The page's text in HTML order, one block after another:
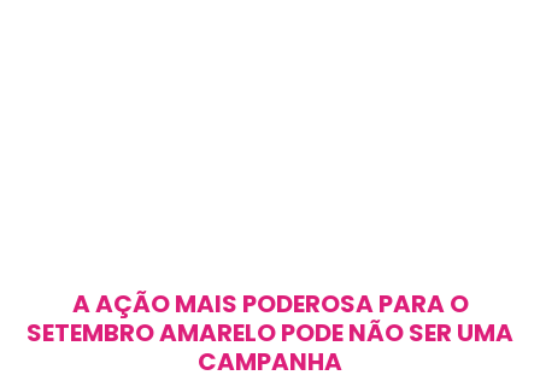
A AÇÃO MAIS PODEROSA PARA O
SETEMBRO AMARELO PODE NÃO SER UMA
CAMPANHA